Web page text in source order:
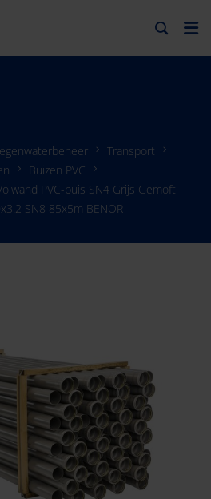
Transport
Buizen PVC
PVC-buis SN4 Grijs Gemoft
SN8 85x5m BENOR